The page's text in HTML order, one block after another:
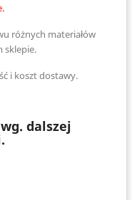
różnych materiałów
sklepie.
i koszt dostawy.
dalszej